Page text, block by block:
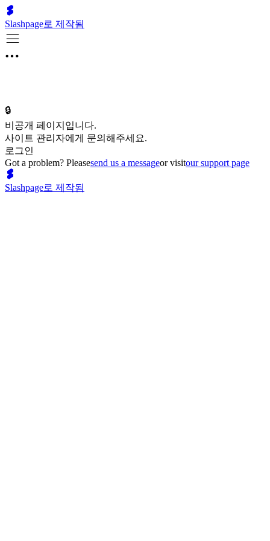
Slashpage로 제작됨
🔒
비공개 페이지입니다.
사이트 관리자에게 문의해주세요.
로그인
Got a problem? Pleasesend us a messageor visitour support page
Slashpage로 제작됨